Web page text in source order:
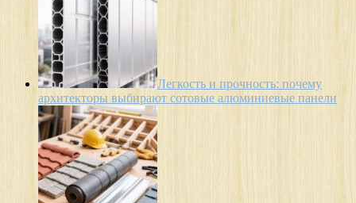
Легкость и прочность: почему
архитекторы выбирают сотовые алюминиевые панели